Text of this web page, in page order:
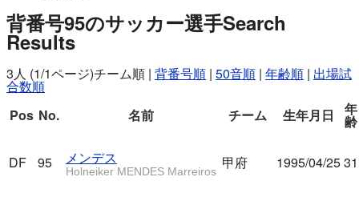
背番号95のサッカー選手Search
Results
3人 (1/1ページ)チーム順 | 背番号順 | 50音順 | 年齢順 | 出場試
合数順
Pos No. 名前 チーム 生年月日 年
齢
DF 95 メンデス
Holneiker MENDES Marreiros 甲府 1995/04/2531